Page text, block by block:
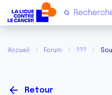
Accueil Forum ???
Retour